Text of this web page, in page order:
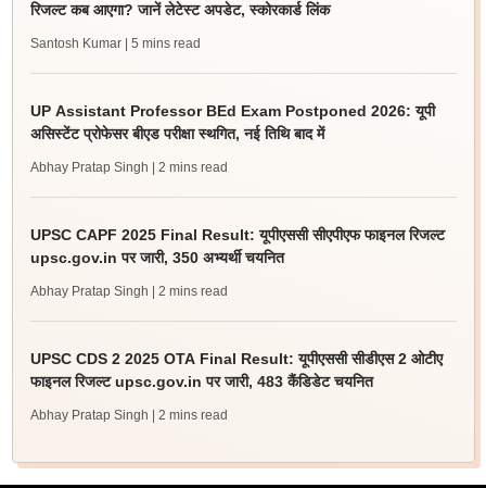
रिजल्ट कब आएगा? जानें लेटेस्ट अपडेट, स्कोरकार्ड लिंक
Santosh Kumar | 5 mins read
UP Assistant Professor BEd Exam Postponed 2026: यूपी
असिस्टेंट प्रोफेसर बीएड परीक्षा स्थगित, नई तिथि बाद में
Abhay Pratap Singh | 2 mins read
UPSC CAPF 2025 Final Result: यूपीएससी सीएपीएफ फाइनल रिजल्ट
upsc.gov.in पर जारी, 350 अभ्यर्थी चयनित
Abhay Pratap Singh | 2 mins read
UPSC CDS 2 2025 OTA Final Result: यूपीएससी सीडीएस 2 ओटीए
फाइनल रिजल्ट upsc.gov.in पर जारी, 483 कैंडिडेट चयनित
Abhay Pratap Singh | 2 mins read